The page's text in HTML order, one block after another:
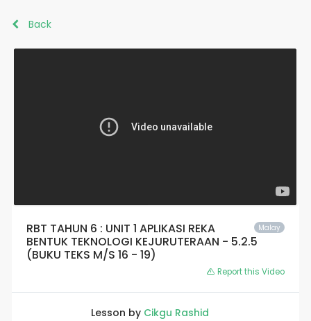
Back
Malay
RBT TAHUN 6 : UNIT 1 APLIKASI REKA
BENTUK TEKNOLOGI KEJURUTERAAN - 5.2.5
(BUKU TEKS M/S 16 - 19)
Report this Video
Lesson by Cikgu Rashid